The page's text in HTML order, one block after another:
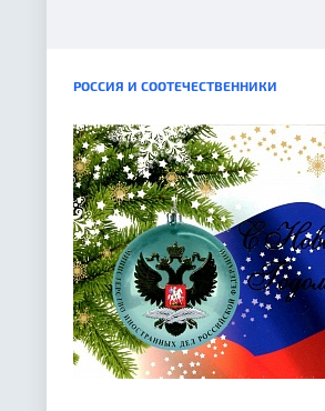
РОССИЯ И СООТЕЧЕСТВЕННИКИ